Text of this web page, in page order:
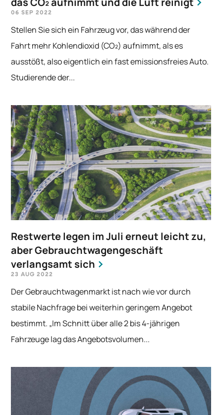
06 SEP 2022
Stellen Sie sich ein Fahrzeug vor, das während der
Fahrt mehr Kohlendioxid (CO₂) aufnimmt, als es
ausstößt, also eigentlich ein fast emissionsfreies Auto.
Studierende der...
Restwerte legen im Juli erneut leicht zu,
aber Gebrauchtwagengeschäft
verlangsamt sich
23 AUG 2022
Der Gebrauchtwagenmarkt ist nach wie vor durch
stabile Nachfrage bei weiterhin geringem Angebot
bestimmt. „Im Schnitt über alle 2 bis 4-jährigen
Fahrzeuge lag das Angebotsvolumen...